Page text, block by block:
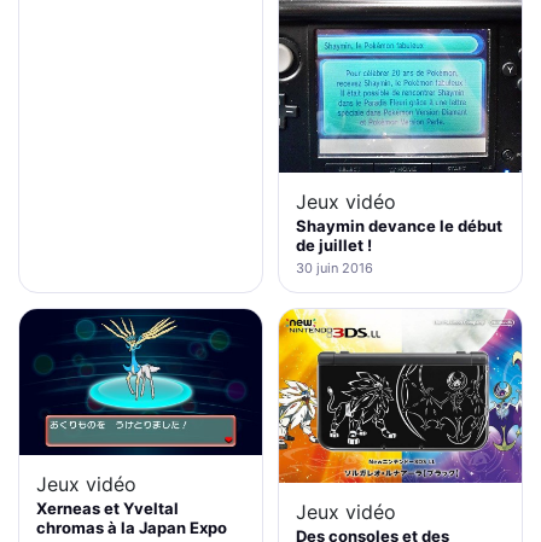
Jeux vidéo
Shaymin devance le début
de juillet !
30 juin 2016
Jeux vidéo
Xerneas et Yveltal
chromas à la Japan Expo
Jeux vidéo
Des consoles et des